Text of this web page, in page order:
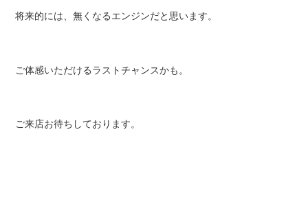
将来的には、無くなるエンジンだと思います。
ご体感いただけるラストチャンスかも。
ご来店お待ちしております。